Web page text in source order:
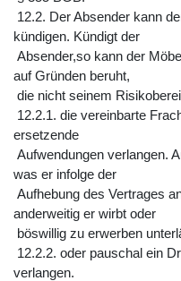
12.2. Der Absender kann
kündigen. Kündigt der
Absender,so kann der
auf Gründen beruht,
die nicht seinem
12.2.1. die vereinbarte
ersetzende
Aufwendungen verlangen.
was er infolge der
Aufhebung des Vertrages
anderweitig er wirbt oder
böswillig zu erwerben
12.2.2. oder pauschal ein
verlangen.